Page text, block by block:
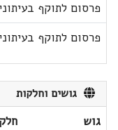
פרסום לתוקף
פרסום לתוקף
גושים וחלקות
גוש